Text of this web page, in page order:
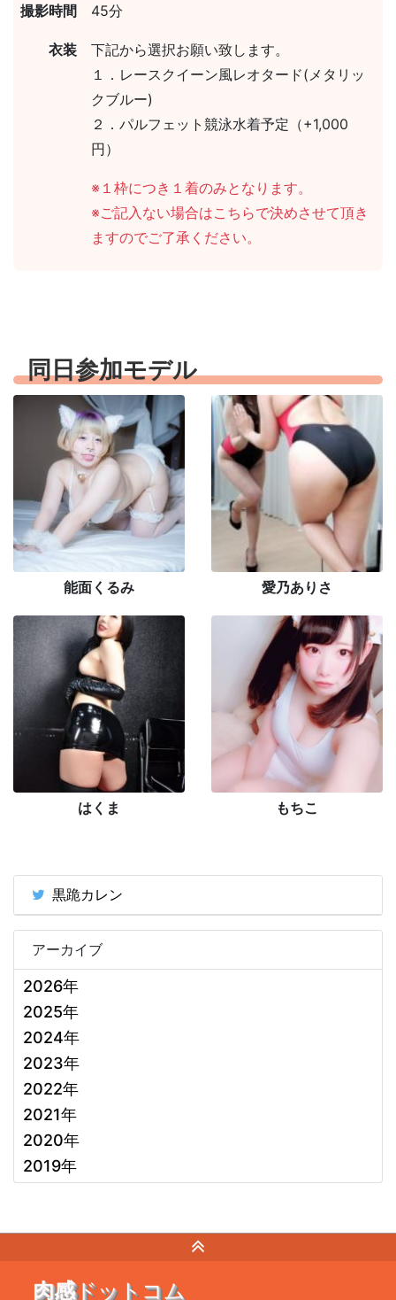
撮影時間 45分
衣装
下記から選択お願い致します。
１．レースクイーン風レオタード(メタリッ
クブルー)
２．パルフェット競泳水着予定（+1,000
円）
※１枠につき１着のみとなります。
※ご記入ない場合はこちらで決めさせて頂き
ますのでご了承ください。
同日参加モデル
能面くるみ 愛乃ありさ
はくま もちこ
黒跪カレン
アーカイブ
2026年
2025年
2024年
2023年
2022年
2021年
2020年
2019年
肉感ドットコム